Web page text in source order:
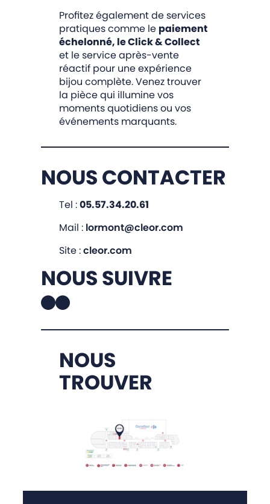
Profitez également de services
pratiques comme le paiement
échelonné, le Click & Collect
et le service après-vente
réactif pour une expérience
bijou complète. Venez trouver
la pièce qui illumine vos
moments quotidiens ou vos
événements marquants.
NOUS CONTACTER
Tel :05.57.34.20.61
Mail : lormont@cleor.com
Site :cleor.com
NOUS SUIVRE
Facebook Instagram
NOUS
TROUVER